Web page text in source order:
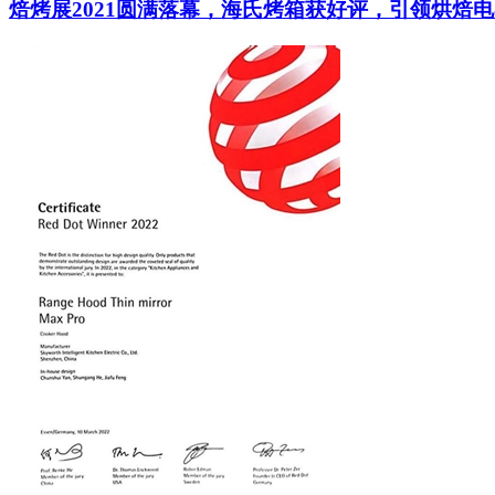
焙烤展2021圆满落幕，海氏烤箱获好评，引领烘焙